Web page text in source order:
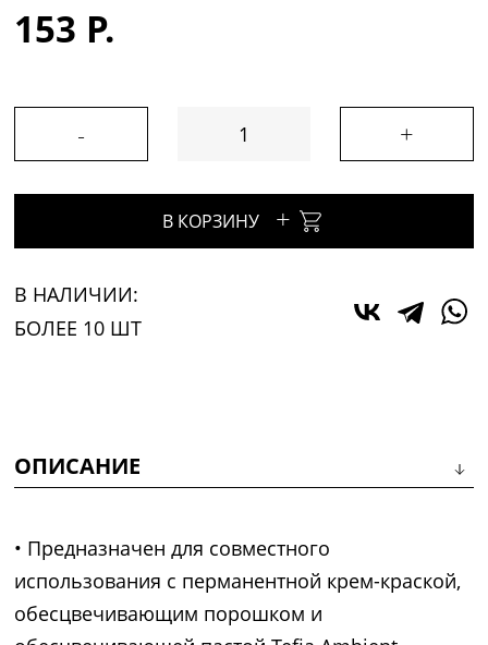
153 Р.
- +
В КОРЗИНУ +
В НАЛИЧИИ:
БОЛЕЕ 10 ШТ
ОПИСАНИЕ
• Предназначен для совместного
использования с перманентной крем-краской,
обесцвечивающим порошком и